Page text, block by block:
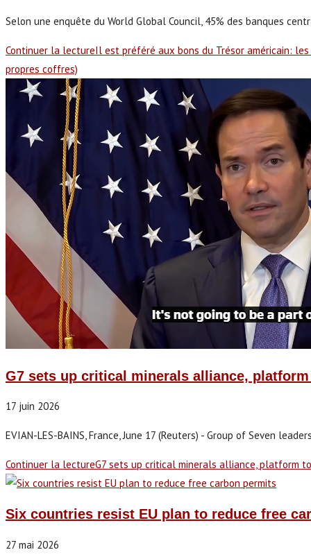
Selon une enquête du World Global Council, 45% des banques
Continuer la lectureIl est préféré aux bons du Trésor américain:
propres coffres)
G7 sets up critical minerals alliance,
17 juin 2026
EVIAN-LES-BAINS, France, June 17 (Reuters) - Group of Seven
Continuer la lectureG7 sets up critical minerals alliance, platform
Six countries resist EU plan to reduce free
27 mai 2026